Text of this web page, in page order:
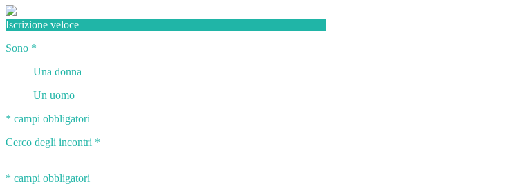
Iscrizione veloce
Sono *
Una donna
Un uomo
* campi obbligatori
Cerco degli incontri *
* campi obbligatori